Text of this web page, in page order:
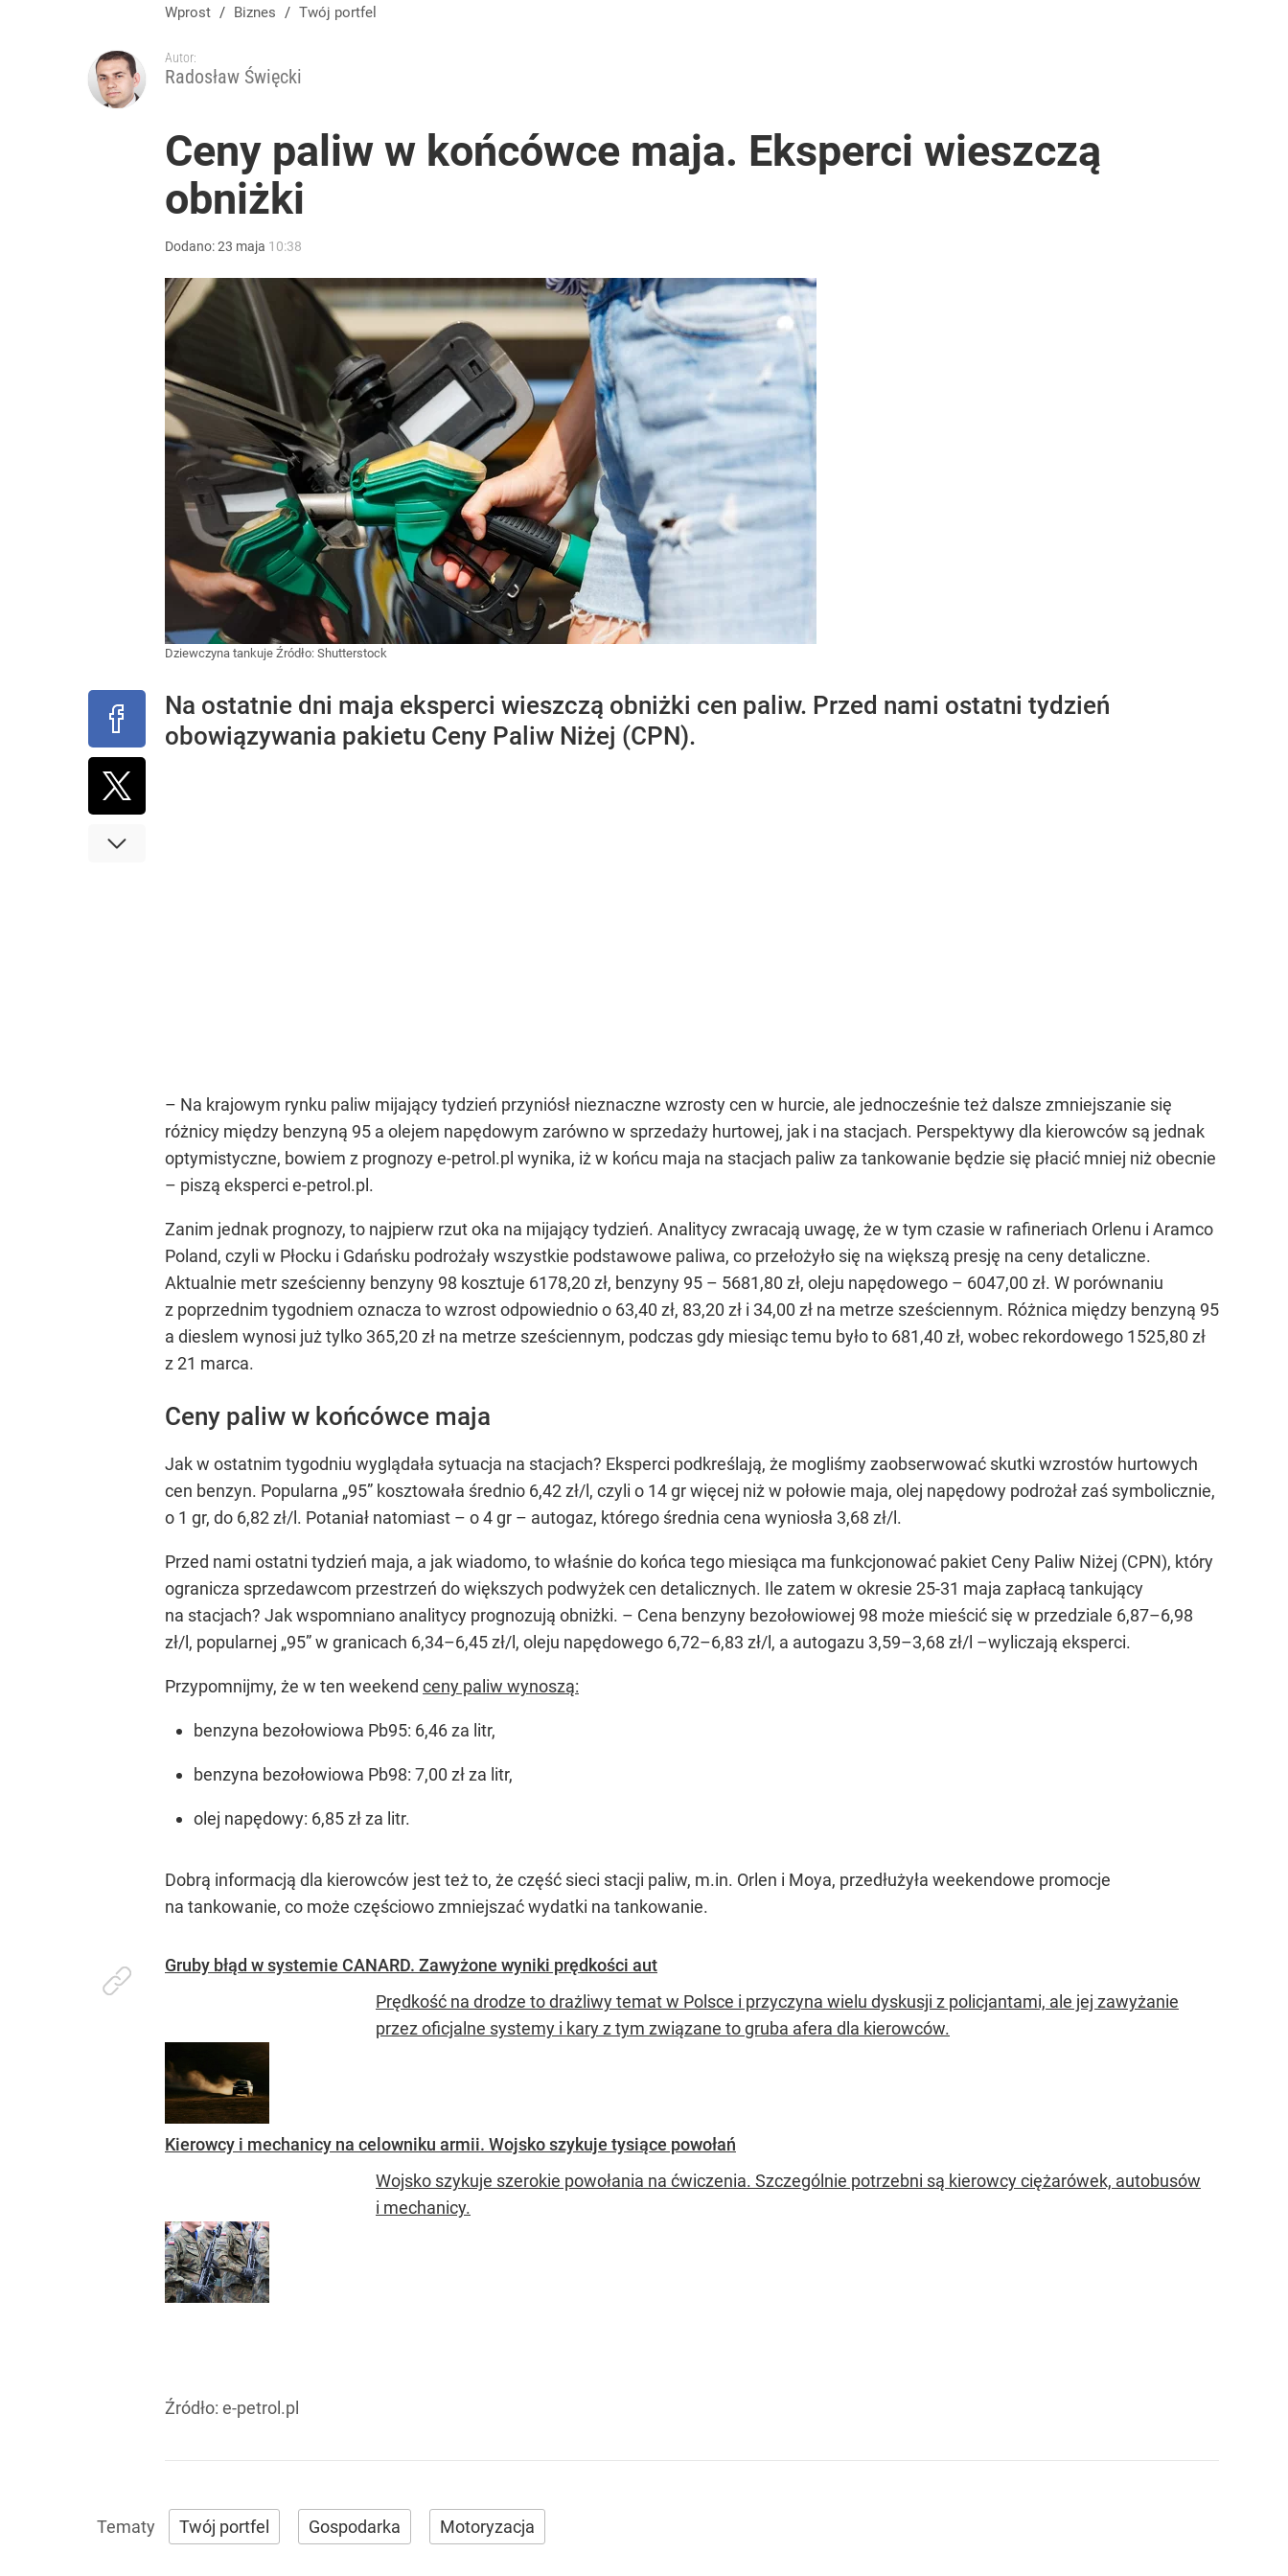
Wprost / Biznes / Twój portfel
Autor:
Radosław Święcki
Ceny paliw w końcówce maja. Eksperci wieszczą
obniżki
Dodano:23 maja 10:38
Dziewczyna tankuje Źródło: Shutterstock
Na ostatnie dni maja eksperci wieszczą obniżki cen paliw. Przed nami ostatni tydzień
obowiązywania pakietu Ceny Paliw Niżej (CPN).
– Na krajowym rynku paliw mijający tydzień przyniósł nieznaczne wzrosty cen w hurcie, ale jednocześnie też dalsze zmniejszanie się
różnicy między benzyną 95 a olejem napędowym zarówno w sprzedaży hurtowej, jak i na stacjach. Perspektywy dla kierowców są jednak
optymistyczne, bowiem z prognozy e-petrol.pl wynika, iż w końcu maja na stacjach paliw za tankowanie będzie się płacić mniej niż obecnie
– piszą eksperci e-petrol.pl.
Zanim jednak prognozy, to najpierw rzut oka na mijający tydzień. Analitycy zwracają uwagę, że w tym czasie w rafineriach Orlenu i Aramco
Poland, czyli w Płocku i Gdańsku podrożały wszystkie podstawowe paliwa, co przełożyło się na większą presję na ceny detaliczne.
Aktualnie metr sześcienny benzyny 98 kosztuje 6178,20 zł, benzyny 95 – 5681,80 zł, oleju napędowego – 6047,00 zł. W porównaniu
z poprzednim tygodniem oznacza to wzrost odpowiednio o 63,40 zł, 83,20 zł i 34,00 zł na metrze sześciennym. Różnica między benzyną 95
a dieslem wynosi już tylko 365,20 zł na metrze sześciennym, podczas gdy miesiąc temu było to 681,40 zł, wobec rekordowego 1525,80 zł
z 21 marca.
Ceny paliw w końcówce maja
Jak w ostatnim tygodniu wyglądała sytuacja na stacjach? Eksperci podkreślają, że mogliśmy zaobserwować skutki wzrostów hurtowych
cen benzyn. Popularna „95” kosztowała średnio 6,42 zł/l, czyli o 14 gr więcej niż w połowie maja, olej napędowy podrożał zaś symbolicznie,
o 1 gr, do 6,82 zł/l. Potaniał natomiast – o 4 gr – autogaz, którego średnia cena wyniosła 3,68 zł/l.
Przed nami ostatni tydzień maja, a jak wiadomo, to właśnie do końca tego miesiąca ma funkcjonować pakiet Ceny Paliw Niżej (CPN), który
ogranicza sprzedawcom przestrzeń do większych podwyżek cen detalicznych. Ile zatem w okresie 25-31 maja zapłacą tankujący
na stacjach? Jak wspomniano analitycy prognozują obniżki. – Cena benzyny bezołowiowej 98 może mieścić się w przedziale 6,87–6,98
zł/l, popularnej „95” w granicach 6,34–6,45 zł/l, oleju napędowego 6,72–6,83 zł/l, a autogazu 3,59–3,68 zł/l –wyliczają eksperci.
Przypomnijmy, że w ten weekend ceny paliw wynoszą:
benzyna bezołowiowa Pb95: 6,46 za litr,
benzyna bezołowiowa Pb98: 7,00 zł za litr,
olej napędowy: 6,85 zł za litr.
Dobrą informacją dla kierowców jest też to, że część sieci stacji paliw, m.in. Orlen i Moya, przedłużyła weekendowe promocje
na tankowanie, co może częściowo zmniejszać wydatki na tankowanie.
Gruby błąd w systemie CANARD. Zawyżone wyniki prędkości aut
Prędkość na drodze to drażliwy temat w Polsce i przyczyna wielu dyskusji z policjantami, ale jej zawyżanie
przez oficjalne systemy i kary z tym związane to gruba afera dla kierowców.
Kierowcy i mechanicy na celowniku armii. Wojsko szykuje tysiące powołań
Wojsko szykuje szerokie powołania na ćwiczenia. Szczególnie potrzebni są kierowcy ciężarówek, autobusów
i mechanicy.
Źródło: e-petrol.pl
Twój portfel Gospodarka Motoryzacja